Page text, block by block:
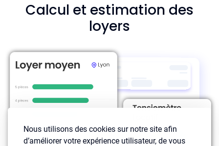
Nous utilisons des cookies sur notre site afin
d’améliorer votre expérience utilisateur, de vous
Calcul et estimation des
loyers